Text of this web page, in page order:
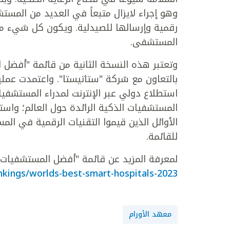
وهو إجراء لايزال متبعاً في العديد من
رقمية وإرسالها للصيدلية. ويكون كل شيء
المستشفى.
وتعتبر هذه النسخة الثانية من قائمة
بالتعاون مع شركة "ستاتيستا". واعتمدت
استطلاع دولي عبر الإنترنت لمدراء
المستشفيات الذكية الرائدة حول العالم؛
الأوائل الذين قيموا التقنيات الرقمية
للقائمة.
لمعرفة المزيد عن قائمة "أفضل المستشفيات
worlds-best-smart-hospitals-2023
معهد الأورام